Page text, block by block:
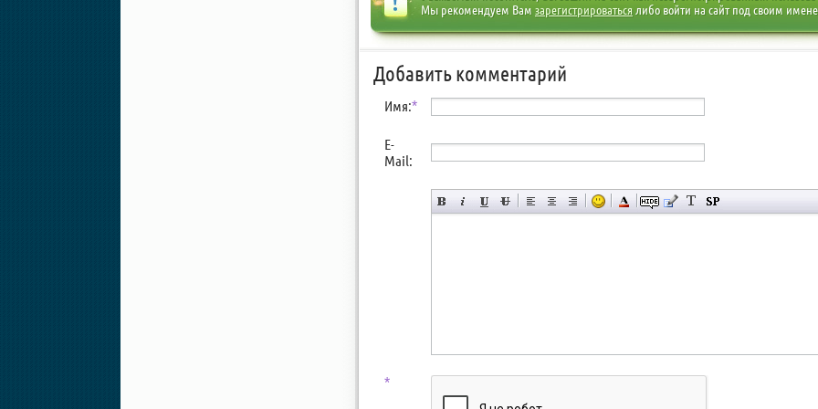
Мы рекомендуем Вам зарегистрироватьсялибо войти на сайт под своим
Добавить комментарий
Имя:*
E-
Mail:
*